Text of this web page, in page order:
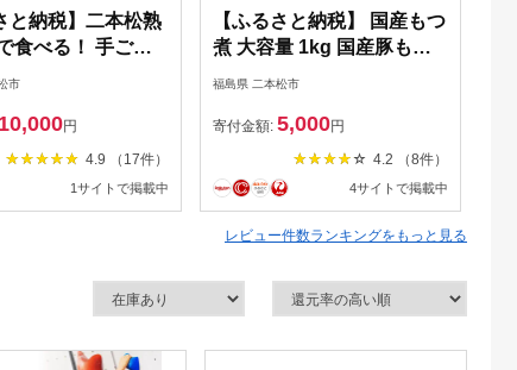
と納税】二本松熟
食べる！ 手ごね
グ 900g〜3kg 生
個 20個 ミ
け お取り寄せ グ
おすすめ 二本松
料無料 【有限会
市
10,000円
4.9 （17件）
1サイトで掲載中
【ふるさと納税】 国産もつ
煮 大容量 1kg 国産豚もつ
国産 もつ煮 ホルモン 常温
保存食 レトルト 弁当 簡単
調理 おすすめ お中元 お歳
暮 ギフト 二本松市 ふくし
ま 福島県 送料無料 非常食
備蓄 長期保存 【株式会社
福島県 二本松市
寄付金額: 5,000円
4.2 （8件）
4サイトで掲載中
レビュー件数ランキングをもっと見る